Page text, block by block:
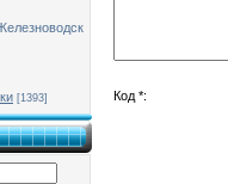
[1393] Код *: